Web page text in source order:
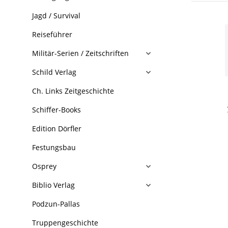
Jagd / Survival
Reiseführer
Militär-Serien / Zeitschriften
Schild Verlag
Ch. Links Zeitgeschichte
Schiffer-Books
Edition Dörfler
Festungsbau
Osprey
Biblio Verlag
Podzun-Pallas
Truppengeschichte